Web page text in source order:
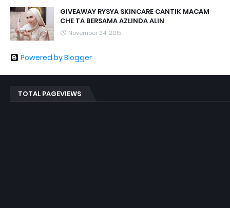
GIVEAWAY RYSYA SKINCARE CANTIK MACAM
CHE TA BERSAMA AZLINDA ALIN
November 24, 2015
Powered by Blogger
TOTAL PAGEVIEWS